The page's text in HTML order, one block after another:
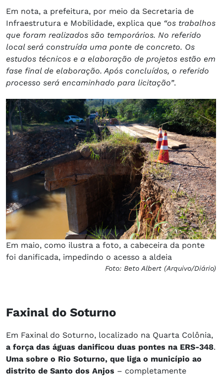
Em nota, a prefeitura, por meio da Secretaria de
Infraestrutura e Mobilidade, explica que “os trabalhos
que foram realizados são temporários. No referido
local será construída uma ponte de concreto. Os
estudos técnicos e a elaboração de projetos estão em
fase final de elaboração. Após concluídos, o referido
processo será encaminhado para licitação”.
Em maio, como ilustra a foto, a cabeceira da ponte
foi danificada, impedindo o acesso a aldeia
Foto: Beto Albert (Arquivo/Diário)
Faxinal do Soturno
Em Faxinal do Soturno, localizado na Quarta Colônia,
a força das águas danificou duas pontes na ERS-348.
Uma sobre o Rio Soturno, que liga o município ao
distrito de Santo dos Anjos – completamente